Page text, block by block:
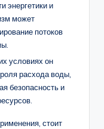
энергетики и
может
потоков
условиях он
расхода воды,
безопасность и
стоит